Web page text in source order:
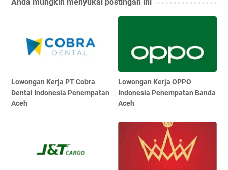
Anda mungkin menyukai postingan ini
Lowongan Kerja PT Cobra
Dental Indonesia Penempatan
Aceh
Lowongan Kerja OPPO
Indonesia Penempatan Banda
Aceh